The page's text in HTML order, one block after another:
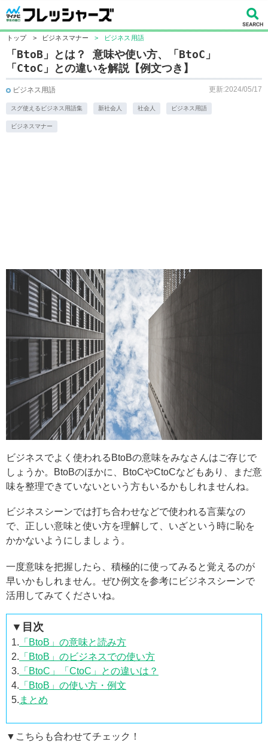
トップ > ビジネスマナー > ビジネス用語
「BtoB」とは？ 意味や使い方、「BtoC」
「CtoC」との違いを解説【例文つき】
ビジネス用語 更新:2024/05/17
スグ使えるビジネス用語集 新社会人 社会人 ビジネス用語
ビジネスマナー
ビジネスでよく使われるBtoBの意味をみなさんはご存じで
しょうか。BtoBのほかに、BtoCやCtoCなどもあり、まだ意
味を整理できていないという方もいるかもしれませんね。
ビジネスシーンでは打ち合わせなどで使われる言葉なの
で、正しい意味と使い方を理解して、いざという時に恥を
かかないようにしましょう。
一度意味を把握したら、積極的に使ってみると覚えるのが
早いかもしれません。ぜひ例文を参考にビジネスシーンで
活用してみてくださいね。
▼目次
1. 「BtoB」の意味と読み方
2. 「BtoB」のビジネスでの使い方
3. 「BtoC」「CtoC」との違いは？
4. 「BtoB」の使い方・例文
5. まとめ
▼こちらも合わせてチェック！